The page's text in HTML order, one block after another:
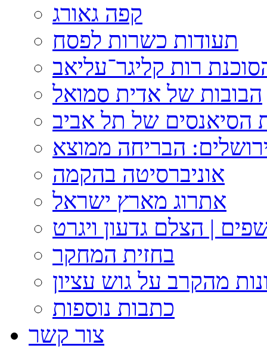
קפה גאורג
תעודות כשרות לפסח
רות קליגר־עליאב
הבובות של אדית סמואל
של תל אביב
הבריחה ממוצא
אוניברסיטה בהקמה
אתרוג מארץ ישראל
| הצלם גדעון ויגרט
בחזית המחקר
מהקרב על גוש עציון
כתבות נוספות
צור קשר